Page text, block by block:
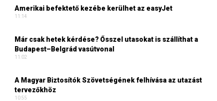
Amerikai befektető kezébe kerülhet az easyJet
11:14
Már csak hetek kérdése? Ősszel utasokat is szállíthat a
Budapest–Belgrád vasútvonal
11:02
A Magyar Biztosítók Szövetségének felhívása az utazást
tervezőkhöz
10:55